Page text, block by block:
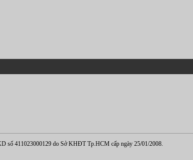
411023000129 do Sở KHĐT Tp.HCM cấp ngày 25/01/2008.